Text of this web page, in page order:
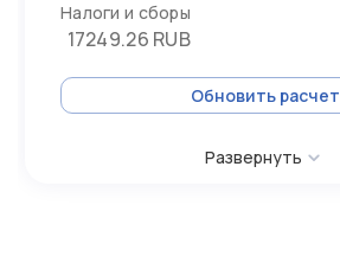
Налоги и сборы
17249.26 RUB
Обновить расчет
Развернуть